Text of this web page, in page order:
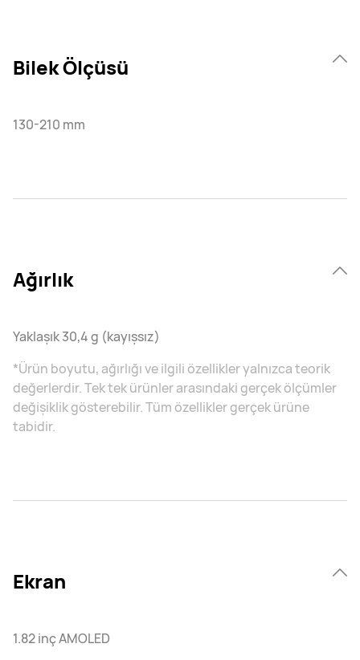
Bilek Ölçüsü
130-210 mm
Ağırlık
Yaklaşık 30,4 g (kayışsız)
*Ürün boyutu, ağırlığı ve ilgili özellikler yalnızca teorik
değerlerdir. Tek tek ürünler arasındaki gerçek ölçümler
değişiklik gösterebilir. Tüm özellikler gerçek ürüne
tabidir.
Ekran
1.82 inç AMOLED